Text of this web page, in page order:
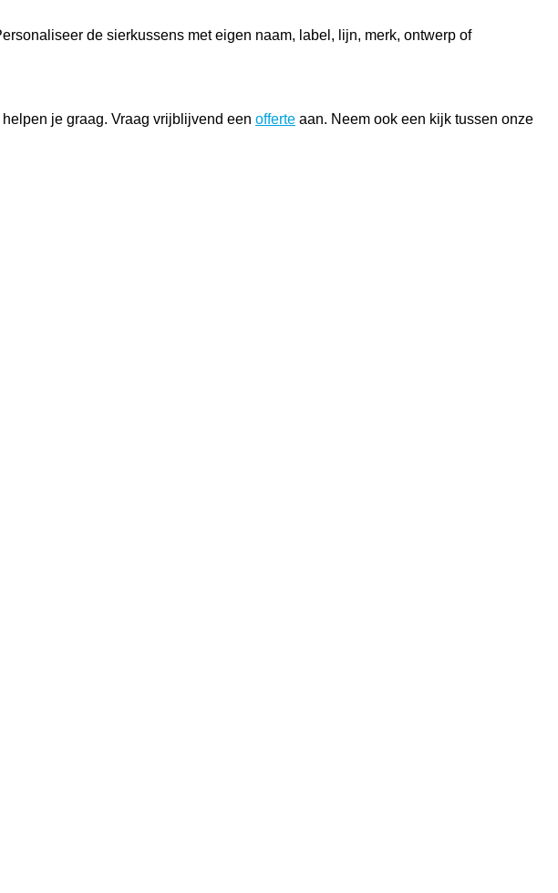
de sierkussens met eigen naam, label, lijn, merk, ontwerp of
je graag. Vraag vrijblijvend een offerte aan. Neem ook een kijk tussen onze